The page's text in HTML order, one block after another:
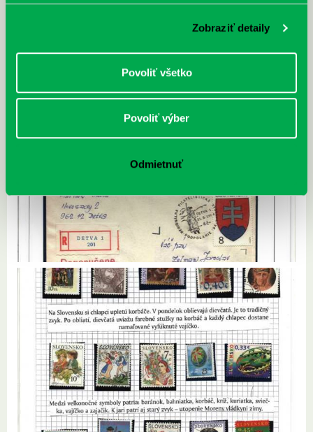
Zobraziť detaily
Povoliť všetko
Povoliť výber
Odmietnuť